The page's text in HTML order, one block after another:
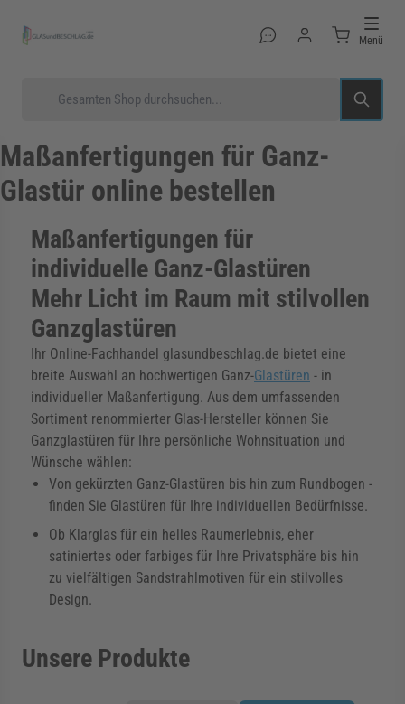
Menü
für Kategorie Glastüren anzeigen
für Kategorie Glasduschen anzeigen
für Kategorie Beschläge anzeigen
für Kategorie Zargen anzeigen
für Kategorie Aussenverglasung
für Kategorie Angebote anzeigen
Maßanfertigungen für Ganz-
Glastür online bestellen
Maßanfertigungen für
individuelle Ganz-Glastüren
Mehr Licht im Raum mit stilvollen
Ganzglastüren
Ihr Online-Fachhandel glasundbeschlag.de bietet eine
breite Auswahl an hochwertigen Ganz-Glastüren - in
individueller Maßanfertigung. Aus dem umfassenden
Sortiment renommierter Glas-Hersteller können Sie
Ganzglastüren für Ihre persönliche Wohnsituation und
Wünsche wählen:
Von gekürzten Ganz-Glastüren bis hin zum Rundbogen -
finden Sie Glastüren für Ihre individuellen Bedürfnisse.
Ob Klarglas für ein helles Raumerlebnis, eher
satiniertes oder farbiges für Ihre Privatsphäre bis hin
zu vielfältigen Sandstrahlmotiven für ein stilvolles
Design.
Unsere Produkte